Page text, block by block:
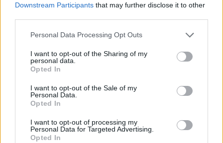
Downstream Participants that may further disclose it to other
Personal Data Processing Opt Outs
I want to opt-out of the Sharing of my
personal data.
Opted In
I want to opt-out of the Sale of my
Personal Data.
Opted In
I want to opt-out of processing my
Personal Data for Targeted Advertising.
Opted In
La batalla por reducir la mortalidad infantil en
crisis ¿Por qué vamos en retroceso?
LEER